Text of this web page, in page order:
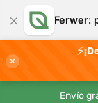
× Ferwer:
×
⚡
Envío